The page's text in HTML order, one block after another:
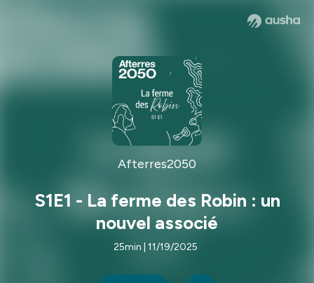
Afterres2050
S1E1 - La ferme des Robin : un
nouvel associé
25min | 11/19/2025